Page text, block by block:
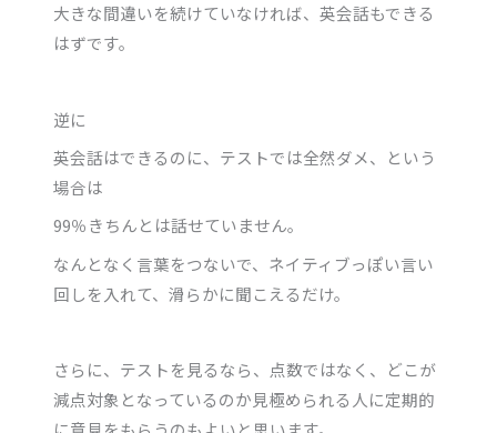
大きな間違いを続けていなければ、英会話もできる
はずです。
逆に
英会話はできるのに、テストでは全然ダメ、という
場合は
99％きちんとは話せていません。
なんとなく言葉をつないで、ネイティブっぽい言い
回しを入れて、滑らかに聞こえるだけ。
さらに、テストを見るなら、点数ではなく、どこが
減点対象となっているのか見極められる人に定期的